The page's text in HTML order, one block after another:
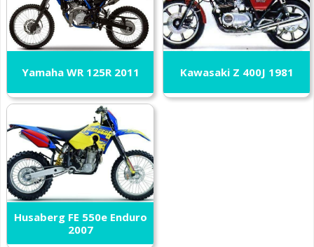
Yamaha WR 125R 2011 Kawasaki Z 400J 1981
Husaberg FE 550e Enduro
2007